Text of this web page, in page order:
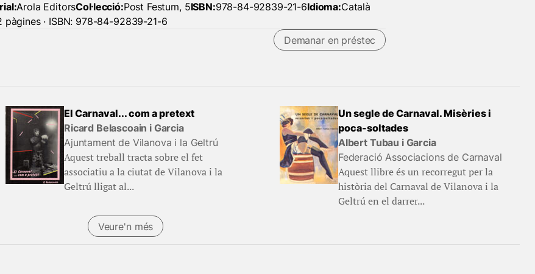
Arola EditorsCol·lecció:Post Festum, 5ISBN:978-84-92839-21-6Idioma:Català
pàgines · ISBN: 978-84-92839-21-6
Demanar en préstec
El Carnaval... com a pretext
Ricard Belascoain i Garcia
Ajuntament de Vilanova i la Geltrú
Aquest treball tracta sobre el fet
associatiu a la ciutat de Vilanova i la
Geltrú lligat al...
Un segle de Carnaval. Misèries i
poca-soltades
Albert Tubau i Garcia
Federació Associacions de Carnaval
Aquest llibre és un recorregut per la
història del Carnaval de Vilanova i la
Geltrú en el darrer...
Veure'n més